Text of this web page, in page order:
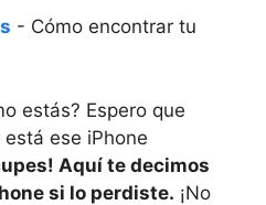
- Cómo encontrar tu
estás? Espero que
ese iPhone⁣
Aquí te decimos
si lo‌ perdiste. ​ ¡No